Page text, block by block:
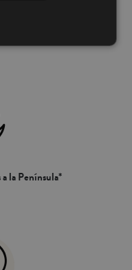
49,90€ a la
la Península*